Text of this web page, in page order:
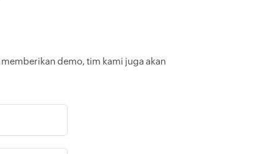
demo, tim kami juga akan